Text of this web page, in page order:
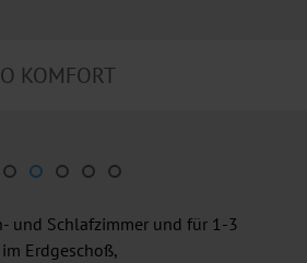
KOMFORT
und Schlafzimmer und für 1-3
im Erdgeschoß,